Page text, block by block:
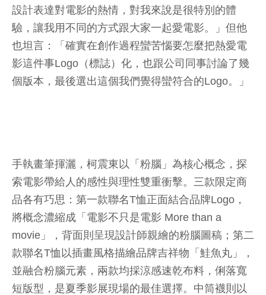
設計表達對電影的熱情，對我來說是很特別的體
驗，讓我用不同的方式跟大家一起愛電影。」但他
也坦言：「確實在創作過程蠻苦惱要怎麼把熱愛電
影這件事Logo（標誌）化，也跟公司同事討論了幾
個版本，最後選出這個我們覺得蠻符合的Logo。」
手執畫筆揮灑，柯震東以「粉腦」為核心概念，探
索電影帶給人的感性與理性雙重衝擊。三款限定商
品各有巧思：第一款聯名T恤正面結合品牌Logo，
將概念濃縮成「電影不只是電影 More than a
movie」，背面則呈現設計師親繪的粉腦圖稿；第二
款聯名T恤以插畫風格描繪品牌吉祥物「鮭魚丸」，
並融合粉腦元素，兩款均採涼感速乾布料，俐落寬
短版型，是夏季影展現場的最佳選擇。中筒襪則以